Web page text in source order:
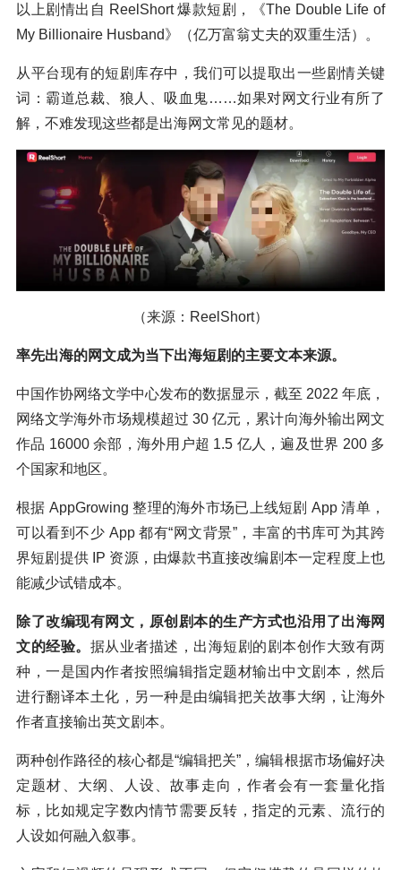
以上剧情出自 ReelShort 爆款短剧，《The Double Life of
My Billionaire Husband》（亿万富翁丈夫的双重生活）。
从平台现有的短剧库存中，我们可以提取出一些剧情关键
词：霸道总裁、狼人、吸血鬼……如果对网文行业有所了
解，不难发现这些都是出海网文常见的题材。
（来源：ReelShort）
率先出海的网文成为当下出海短剧的主要文本来源。
中国作协网络文学中心发布的数据显示，截至 2022 年底，
网络文学海外市场规模超过 30 亿元，累计向海外输出网文
作品 16000 余部，海外用户超 1.5 亿人，遍及世界 200 多
个国家和地区。
根据 AppGrowing 整理的海外市场已上线短剧 App 清单，
可以看到不少 App 都有“网文背景”，丰富的书库可为其跨
界短剧提供 IP 资源，由爆款书直接改编剧本一定程度上也
能减少试错成本。
除了改编现有网文，原创剧本的生产方式也沿用了出海网
文的经验。 据从业者描述，出海短剧的剧本创作大致有两
种，一是国内作者按照编辑指定题材输出中文剧本，然后
进行翻译本土化，另一种是由编辑把关故事大纲，让海外
作者直接输出英文剧本。
两种创作路径的核心都是“编辑把关”，编辑根据市场偏好决
定题材、大纲、人设、故事走向，作者会有一套量化指
标，比如规定字数内情节需要反转，指定的元素、流行的
人设如何融入叙事。